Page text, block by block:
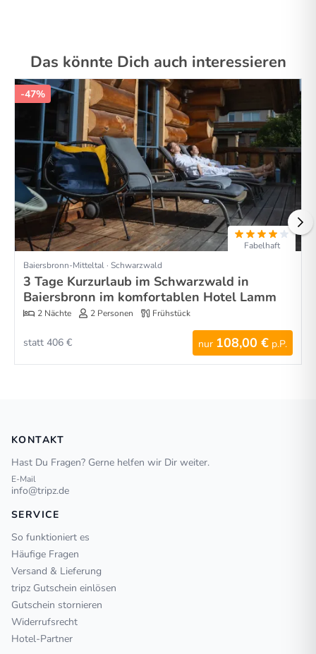
Das könnte Dich auch interessieren
-47%
Fabelhaft
Baiersbronn-Mitteltal · Schwarzwald
3 Tage Kurzurlaub im Schwarzwald in
Baiersbronn im komfortablen Hotel Lamm
2 Nächte 2 Personen Frühstück
nur 108,00 € p.P.
statt 406 €
KONTAKT
Hast Du Fragen? Gerne helfen wir Dir weiter.
E-Mail
info@tripz.de
SERVICE
So funktioniert es
Häufige Fragen
Versand & Lieferung
tripz Gutschein einlösen
Gutschein stornieren
Widerrufsrecht
Hotel-Partner